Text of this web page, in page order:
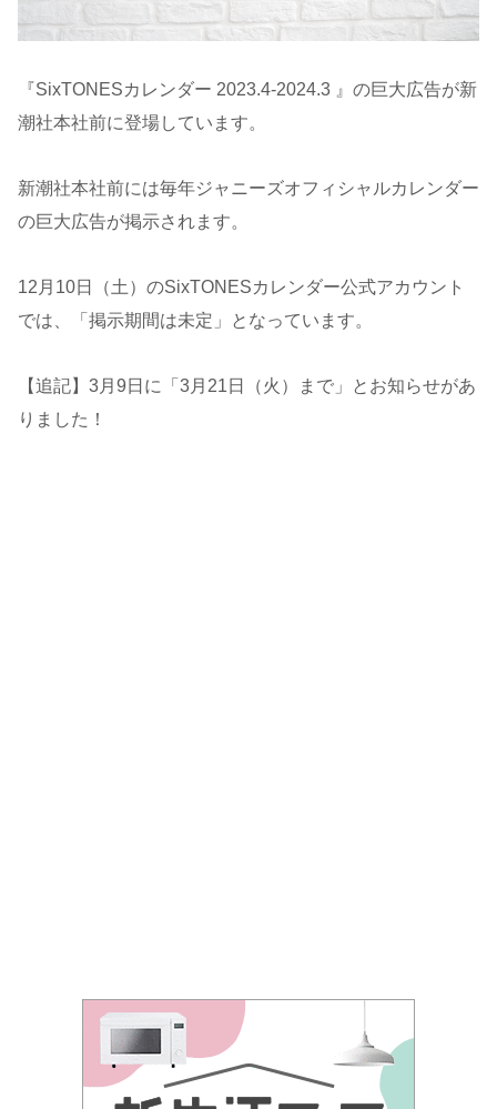
『SixTONESカレンダー 2023.4-2024.3 』の巨大広告が新
潮社本社前に登場しています。
新潮社本社前には毎年ジャニーズオフィシャルカレンダー
の巨大広告が掲示されます。
12月10日（土）のSixTONESカレンダー公式アカウント
では、「掲示期間は未定」となっています。
【追記】3月9日に「3月21日（火）まで」とお知らせがあ
りました！